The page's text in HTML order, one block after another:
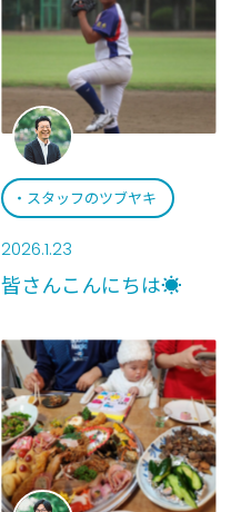
スタッフのツブヤキ
2026.1.23
皆さんこんにちは☀️